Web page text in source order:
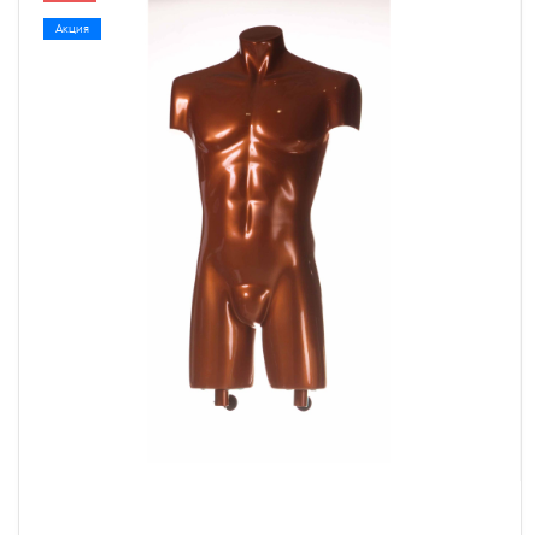
Акция